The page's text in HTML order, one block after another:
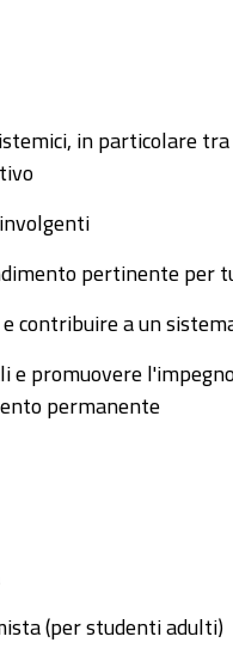
in particolare
pertinente per
contribuire a un
e promuovere
permanente
(per studenti adulti)